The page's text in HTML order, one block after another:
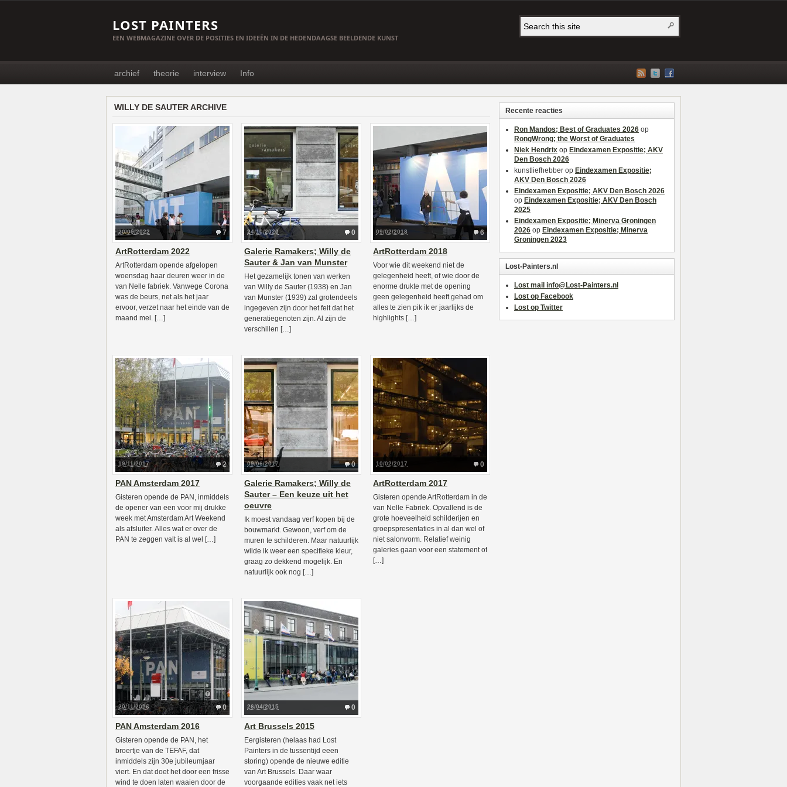
LOST PAINTERS
EEN WEBMAGAZINE OVER DE POSITIES EN IDEEËN IN DE HEDENDAAGSE BEELDENDE KUNST
archief theorie interview Info
WILLY DE SAUTER ARCHIVE
7
20/05/2022
ArtRotterdam 2022
ArtRotterdam opende afgelopen
woensdag haar deuren weer in de
van Nelle fabriek. Vanwege Corona
was de beurs, net als het jaar
ervoor, verzet naar het einde van de
maand mei. […]
0
24/10/2020
Galerie Ramakers; Willy de
Sauter & Jan van Munster
Het gezamelijk tonen van werken
van Willy de Sauter (1938) en Jan
van Munster (1939) zal grotendeels
ingegeven zijn door het feit dat het
generatiegenoten zijn. Al zijn de
verschillen […]
6
09/02/2018
ArtRotterdam 2018
Voor wie dit weekend niet de
gelegenheid heeft, of wie door de
enorme drukte met de opening
geen gelegenheid heeft gehad om
alles te zien pik ik er jaarlijks de
highlights […]
2
19/11/2017
PAN Amsterdam 2017
Gisteren opende de PAN, inmiddels
de opener van een voor mij drukke
week met Amsterdam Art Weekend
als afsluiter. Alles wat er over de
PAN te zeggen valt is al wel […]
0
09/06/2017
Galerie Ramakers; Willy de
Sauter – Een keuze uit het
oeuvre
Ik moest vandaag verf kopen bij de
bouwmarkt. Gewoon, verf om de
muren te schilderen. Maar natuurlijk
wilde ik weer een specifieke kleur,
graag zo dekkend mogelijk. En
natuurlijk ook nog […]
0
10/02/2017
ArtRotterdam 2017
Gisteren opende ArtRotterdam in de
van Nelle Fabriek. Opvallend is de
grote hoeveelheid schilderijen en
groepspresentaties in al dan wel of
niet salonvorm. Relatief weinig
galeries gaan voor een statement of
[…]
0
20/11/2016
PAN Amsterdam 2016
Gisteren opende de PAN, het
broertje van de TEFAF, dat
inmiddels zijn 30e jubileumjaar
viert. En dat doet het door een frisse
wind te doen laten waaien door de
0
26/04/2015
Art Brussels 2015
Eergisteren (helaas had Lost
Painters in de tussentijd eeen
storing) opende de nieuwe editie
van Art Brussels. Daar waar
voorgaande edities vaak net iets
Recente reacties
Ron Mandos; Best of Graduates 2026 op
RongWrong; the Worst of Graduates
Niek Hendrix op Eindexamen Expositie; AKV
Den Bosch 2026
kunstliefhebber op Eindexamen Expositie;
AKV Den Bosch 2026
Eindexamen Expositie; AKV Den Bosch 2026
op Eindexamen Expositie; AKV Den Bosch
2025
Eindexamen Expositie; Minerva Groningen
2026 op Eindexamen Expositie; Minerva
Groningen 2023
Lost-Painters.nl
Lost mail info@Lost-Painters.nl
Lost op Facebook
Lost op Twitter